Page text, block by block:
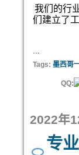
我们的行
们建立了
...
Tags: 墨西哥
QQ:
2022年
专